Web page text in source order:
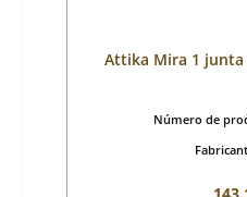
Attika Mira 1
Número de